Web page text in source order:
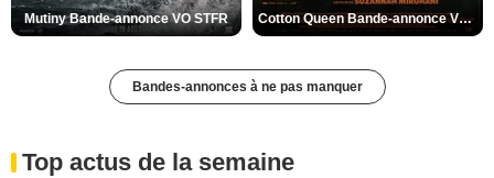
Mutiny Bande-annonce VO STFR Cotton Queen Bande-annonce VO STFR
Bandes-annonces à ne pas manquer
Top actus de la semaine